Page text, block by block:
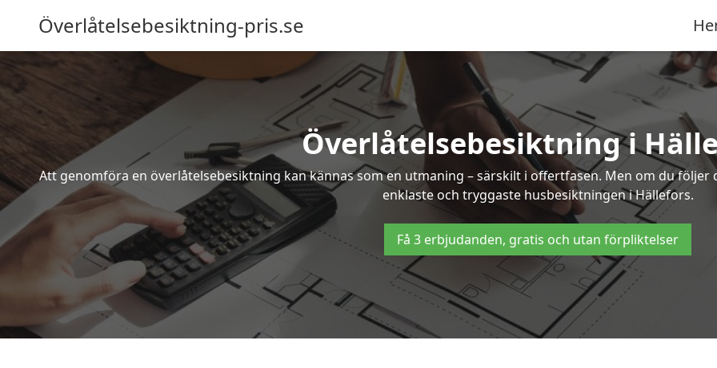
Överlåtelsebesiktning-pris.se
Överlåtelsebesiktning i
Att genomföra en överlåtelsebesiktning kan kännas som en utmaning – särskilt i offertfasen. Men om du
enklaste och tryggaste husbesiktningen i Hällefors.
Få 3 erbjudanden, gratis och utan förpliktelser